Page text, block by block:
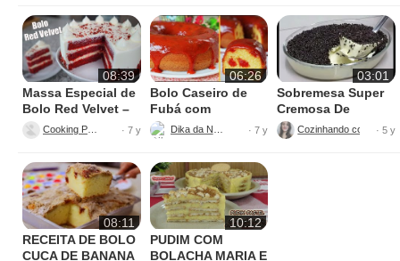
08:39
Massa Especial de
Bolo Red Velvet –
Muito Gostoso
Cooking Pool · 7 y
06:26
Bolo Caseiro de
Fubá com
Goiabada – Macio
e Fácil
Dika da Naka · 7 y
03:01
Sobremesa Super
Cremosa De
Maracujá
Cozinhando com Nathy
· 5 y
08:11
RECEITA DE BOLO
CUCA DE BANANA
10:12
PUDIM COM
BOLACHA MARIA E